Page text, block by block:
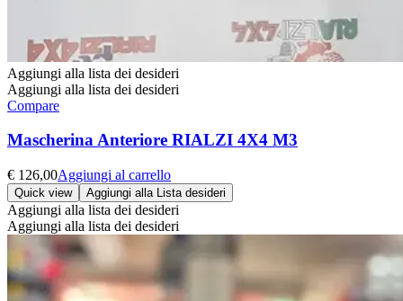
Aggiungi alla lista dei desideri
Aggiungi alla lista dei desideri
Compare
Mascherina Anteriore RIALZI 4X4 M3
€ 126,00Aggiungi al carrello
Quick view Aggiungi alla Lista desideri
Aggiungi alla lista dei desideri
Aggiungi alla lista dei desideri